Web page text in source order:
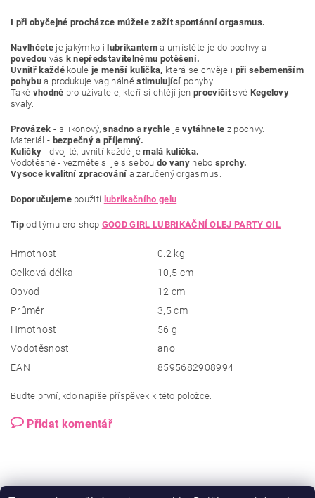
I při obyčejné procházce můžete zažít spontánní orgasmus.
Navlhčeteje jakýmkoli lubrikantema umístěte je do pochvy a
povedou vás k nepředstavitelnému potěšení.
Uvnitř každékouleje menší kulička, která se chvěje i při sebemenším
pohybua produkuje vaginálněstimulující pohyby.
Také vhodné pro uživatele, kteří si chtějí jenprocvičitsvé Kegelovy
svaly.
Provázek - silikonový,snadno arychle jevytáhnete z pochvy.
Materiál - bezpečný a příjemný.
Kuličky - dvojité, uvnitř každé jemalá kulička.
Vodotěsné - vezměte si je s sebou do vany nebosprchy.
Vysoce kvalitní zpracování a zaručený orgasmus.
Doporučujemepoužití lubrikačního gelu
Tipod týmu ero-shop GOOD GIRL LUBRIKAČNÍ OLEJ PARTY OIL
Hmotnost
0.2 kg
Celková délka
10,5 cm
Obvod
12 cm
Průměr
3,5 cm
Hmotnost
56 g
Vodotěsnost
ano
EAN
8595682908994
Buďte první, kdo napíše příspěvek k této položce.
Přidat komentář